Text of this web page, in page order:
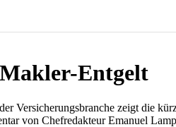
Makler-Entgelt
Versicherungsbranche zeigt die
von Chefredakteur Emanuel